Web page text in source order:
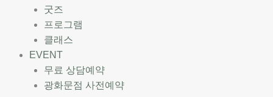
굿즈
프로그램
클래스
EVENT
무료 상담예약
광화문점 사전예약